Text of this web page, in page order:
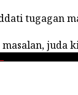
tugagan
juda